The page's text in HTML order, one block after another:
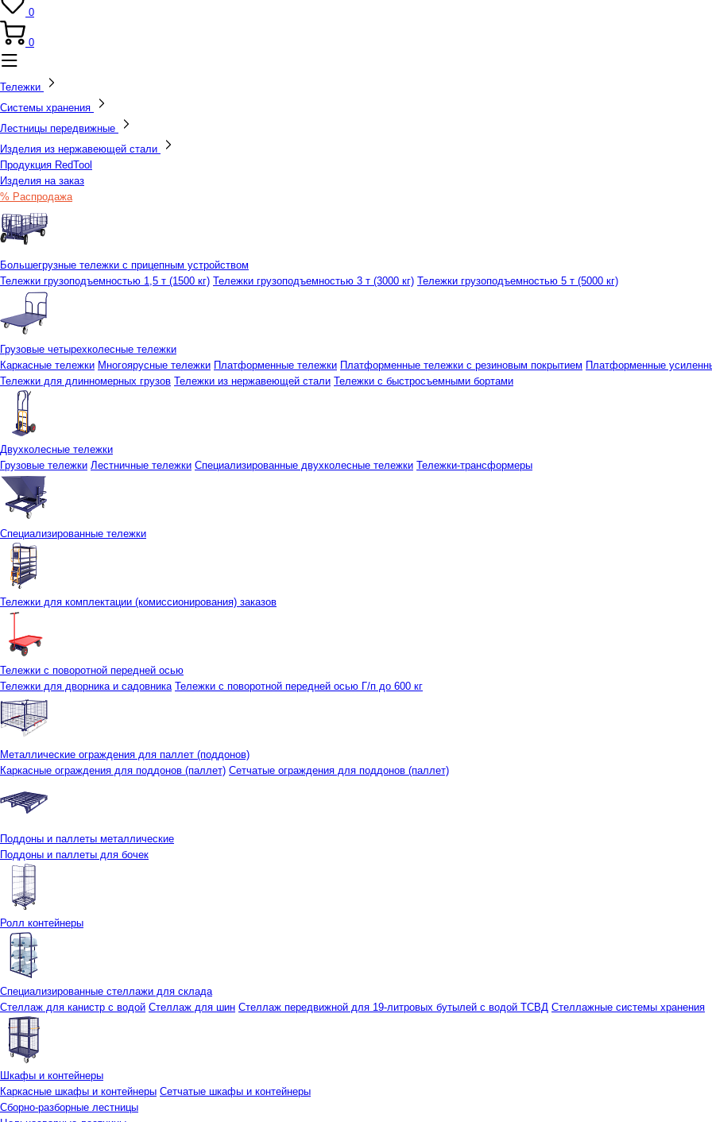
0
0
Тележки
Системы хранения
Лестницы передвижные
Изделия из нержавеющей стали
Продукция RedTool
Изделия на заказ
% Распродажа
Большегрузные тележки с прицепным устройством
Тележки грузоподъемностью 1,5 т (1500 кг) Тележки грузоподъемностью 3 т (3000 кг) Тележки грузоподъемностью 5 т (5000 кг)
Грузовые четырехколесные тележки
Каркасные тележки Многоярусные тележки Платформенные тележки Платформенные тележки с резиновым покрытием Платформенные
Тележки для длинномерных грузов Тележки из нержавеющей стали Тележки с быстросъемными бортами
Двухколесные тележки
Грузовые тележки Лестничные тележки Специализированные двухколесные тележки Тележки-трансформеры
Специализированные тележки
Тележки для комплектации (комиссионирования) заказов
Тележки с поворотной передней осью
Тележки для дворника и садовника Тележки с поворотной передней осью Г/п до 600 кг
Металлические ограждения для паллет (поддонов)
Каркасные ограждения для поддонов (паллет) Сетчатые ограждения для поддонов (паллет)
Поддоны и паллеты металлические
Поддоны и паллеты для бочек
Ролл контейнеры
Специализированные стеллажи для склада
Стеллаж для канистр с водой Стеллаж для шин Стеллаж передвижной для 19-литровых бутылей с водой ТСВД Стеллажные системы хранения
Шкафы и контейнеры
Каркасные шкафы и контейнеры Сетчатые шкафы и контейнеры
Сборно-разборные лестницы